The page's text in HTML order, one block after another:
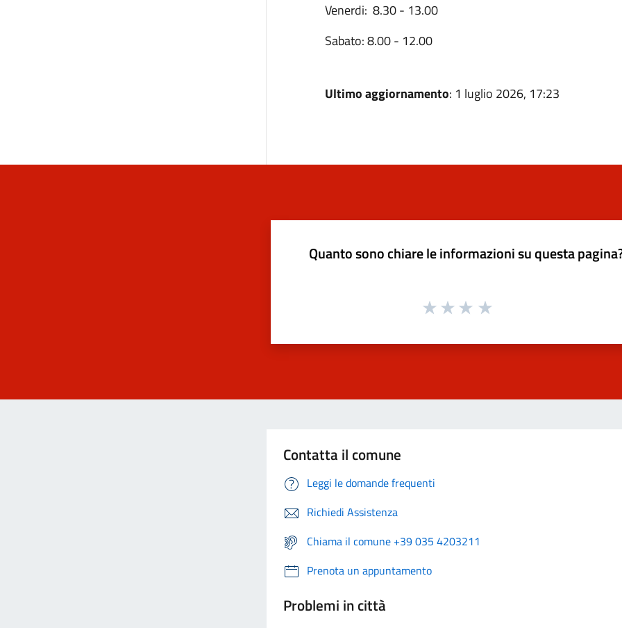
Venerdi: 8.30 - 13.00
Sabato: 8.00 - 12.00
Ultimo aggiornamento: 1 luglio 2026, 17:23
Quanto sono chiare le informazioni su questa
Contatta il comune
Leggi le domande frequenti
Richiedi Assistenza
Chiama il comune +39 035 4203211
Prenota un appuntamento
Problemi in città